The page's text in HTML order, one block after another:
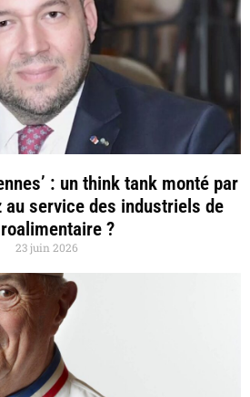
: un think tank monté par
au service des industriels de
?
23 juin 2026